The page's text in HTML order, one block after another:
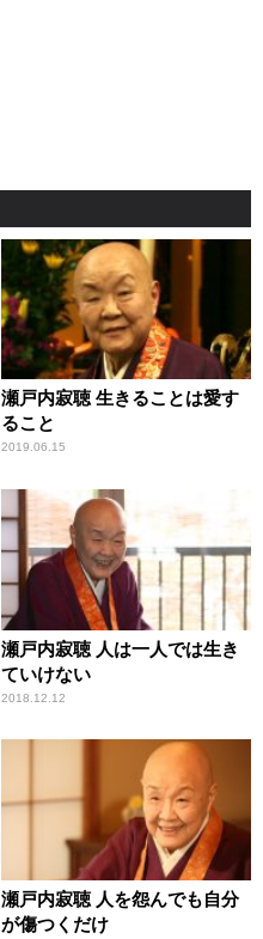
瀬戸内寂聴 生きることは愛す
ること
2019.06.15
瀬戸内寂聴 人は一人では生き
ていけない
2018.12.12
瀬戸内寂聴 人を怨んでも自分
が傷つくだけ